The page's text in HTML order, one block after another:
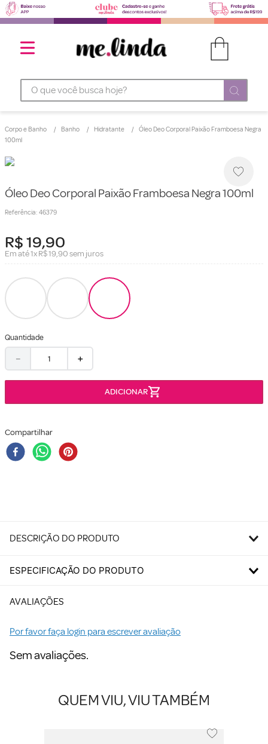
O que você busca hoje?
Corpo e Banho Banho Hidratante
Óleo Deo Corporal Paixão Framboesa Negra
100ml
Óleo Deo Corporal Paixão Framboesa Negra 100ml
Referência: 46379
R$19,90
Em até1xR$19,90sem juros
Quantidade
＋
－
Compartilhar
DESCRIÇÃO DO PRODUTO
ESPECIFICAÇÃO DO PRODUTO
AVALIAÇÕES
Por favor faça login para escrever avaliação
Sem avaliações.
QUEM VIU, VIU TAMBÉM